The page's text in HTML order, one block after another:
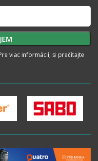
viac informácií, si prečítajte